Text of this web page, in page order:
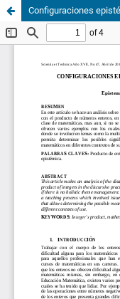
Configuraciones